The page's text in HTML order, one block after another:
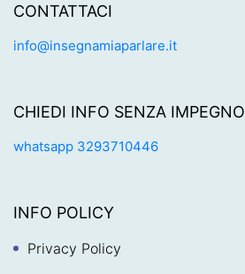
CONTATTACI
info@insegnamiaparlare.it
CHIEDI INFO SENZA IMPEGNO
whatsapp 3293710446
INFO POLICY
Privacy Policy